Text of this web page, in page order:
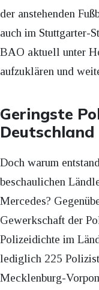
der anstehenden
auch im Stuttgarter-
BAO aktuell unter
aufzuklären und
Geringste
Deutschland
Doch warum
beschaulichen
Mercedes?
Gewerkschaft der
Polizeidichte im
lediglich 225
Mecklenburg-